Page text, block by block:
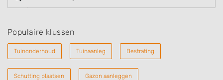
Populaire klussen
Tuinonderhoud Tuinaanleg Bestrating
Schutting plaatsen Gazon aanleggen